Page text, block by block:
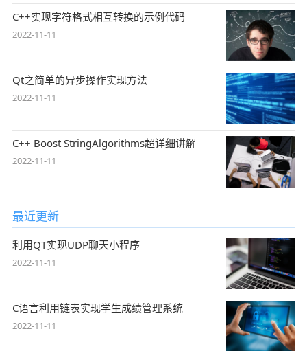
C++实现字符格式相互转换的示例代码
2022-11-11
Qt之简单的异步操作实现方法
2022-11-11
C++ Boost StringAlgorithms超详细讲解
2022-11-11
最近更新
利用QT实现UDP聊天小程序
2022-11-11
C语言利用链表实现学生成绩管理系统
2022-11-11